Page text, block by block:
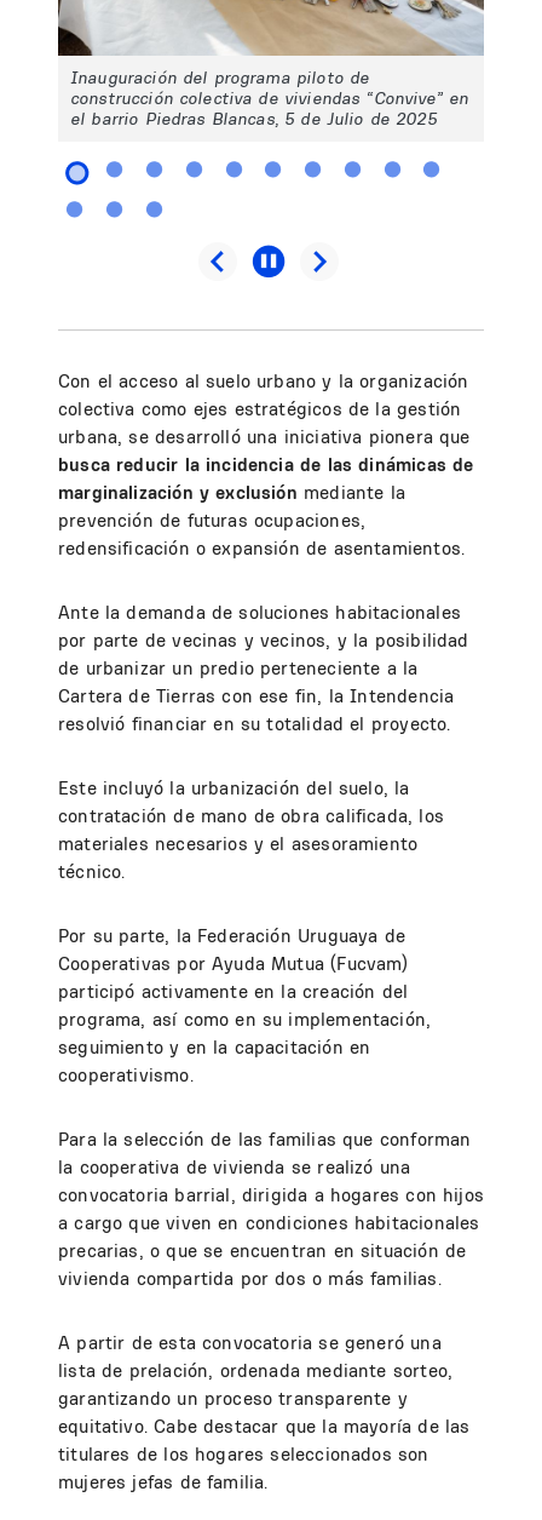
Inauguración del programa piloto de
construcción colectiva de viviendas “Convive” en
el barrio Piedras Blancas, 5 de Julio de 2025
Con el acceso al suelo urbano y la organización
colectiva como ejes estratégicos de la gestión
urbana, se desarrolló una iniciativa pionera que
busca reducir la incidencia de las dinámicas de
marginalización y exclusión mediante la
prevención de futuras ocupaciones,
redensificación o expansión de asentamientos.
Ante la demanda de soluciones habitacionales
por parte de vecinas y vecinos, y la posibilidad
de urbanizar un predio perteneciente a la
Cartera de Tierras con ese fin, la Intendencia
resolvió financiar en su totalidad el proyecto.
Este incluyó la urbanización del suelo, la
contratación de mano de obra calificada, los
materiales necesarios y el asesoramiento
técnico.
Por su parte, la Federación Uruguaya de
Cooperativas por Ayuda Mutua (Fucvam)
participó activamente en la creación del
programa, así como en su implementación,
seguimiento y en la capacitación en
cooperativismo.
Para la selección de las familias que conforman
la cooperativa de vivienda se realizó una
convocatoria barrial, dirigida a hogares con hijos
a cargo que viven en condiciones habitacionales
precarias, o que se encuentran en situación de
vivienda compartida por dos o más familias.
A partir de esta convocatoria se generó una
lista de prelación, ordenada mediante sorteo,
garantizando un proceso transparente y
equitativo. Cabe destacar que la mayoría de las
titulares de los hogares seleccionados son
mujeres jefas de familia.